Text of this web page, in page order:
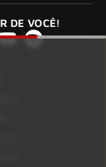
DE VOCÊ!